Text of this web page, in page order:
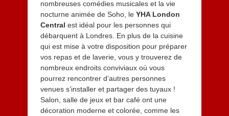
nombreuses comédies musicales et la vie
nocturne animée de Soho, leYHA London
Central est idéal pour les personnes qui
débarquent à Londres. En plus de la cuisine
qui est mise à votre disposition pour préparer
vos repas et de laverie, vous y trouverez de
nombreux endroits conviviaux où vous
pourrez rencontrer d’autres personnes
venues s’installer et partager des tuyaux !
Salon, salle de jeux et bar café ont une
décoration moderne et colorée, comme les